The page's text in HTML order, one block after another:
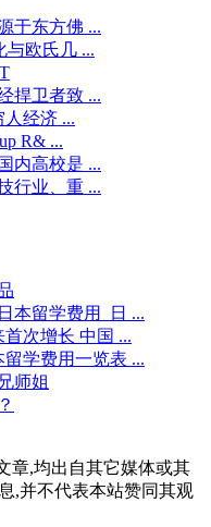
于东方佛 ...
与欧氏几 ...
捍卫者致 ...
人经济 ...
R& ...
内高校是 ...
行业、重 ...
本留学费用_日 ...
次增长 中国 ...
学费用一览表 ...
师姐
章,均出自其它媒体或其
,并不代表本站赞同其观